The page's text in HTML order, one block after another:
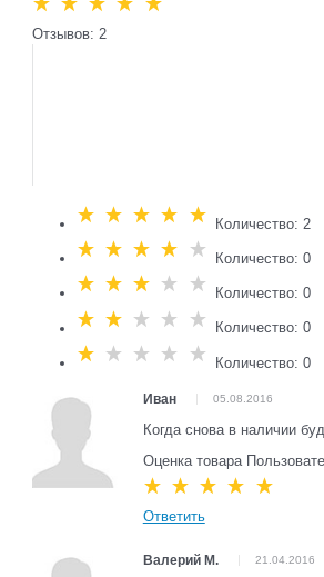
Отзывов: 2
Количество: 2
Количество: 0
Количество: 0
Количество: 0
Количество: 0
Иван 05.08.2016
Когда снова в наличии
Оценка товара
Ответить
Валерий М. 21.04.2016